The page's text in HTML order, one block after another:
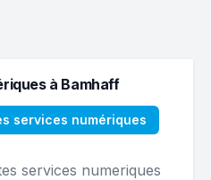
à Bamhaff
services numériques
services numeriques